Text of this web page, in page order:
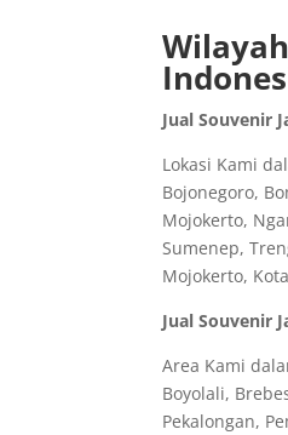
Jual Souvenir
Lokasi Kami
Bojonegoro,
Mojokerto,
Sumenep,
Mojokerto,
Jual Souvenir
Area Kami
Boyolali,
Pekalongan,